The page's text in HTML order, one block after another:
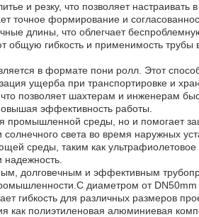
и резку, что позволяет настраивать в
точное формирование и
длины, что облегчает
гибкость и применимость трубы
в формате пони ролл. Этот
ущерба при транспортировке и
позволяет шахтерам и инженерам
эффективность работы.
промышленной среды, но и помогает
света во время наружных
среды, таким как ультрафиолетовое
надежность.
долговечным и эффективным
диаметром от DN50mm
гибкость для различных размеров
как полиэтиленовая алюминиевая